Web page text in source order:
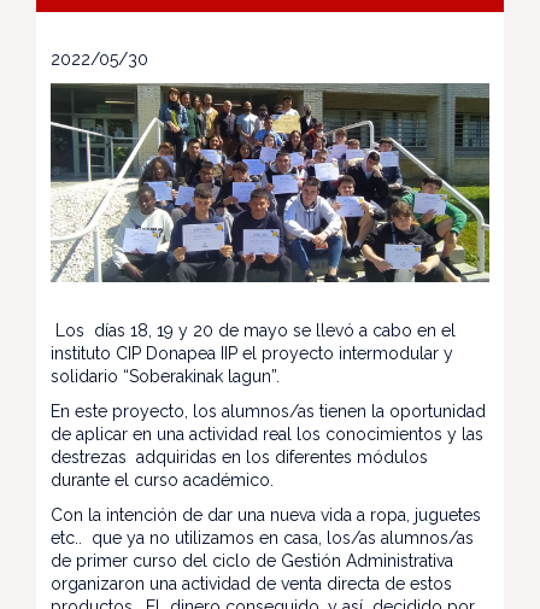
2022/05/30
Los días 18, 19 y 20 de mayo se llevó a cabo en el
instituto CIP Donapea IIP el proyecto intermodular y
solidario “Soberakinak lagun”.
En este proyecto, los alumnos/as tienen la oportunidad
de aplicar en una actividad real los conocimientos y las
destrezas adquiridas en los diferentes módulos
durante el curso académico.
Con la intención de dar una nueva vida a ropa, juguetes
etc.. que ya no utilizamos en casa, los/as alumnos/as
de primer curso del ciclo de Gestión Administrativa
organizaron una actividad de venta directa de estos